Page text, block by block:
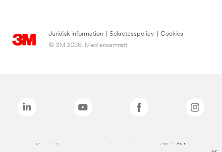
Juridisk information Sekretesspolicy
Cookies
© 3M 2026. Med ensamrätt.
Varumärken som anges ovan är varumärken som tillhör 3M.